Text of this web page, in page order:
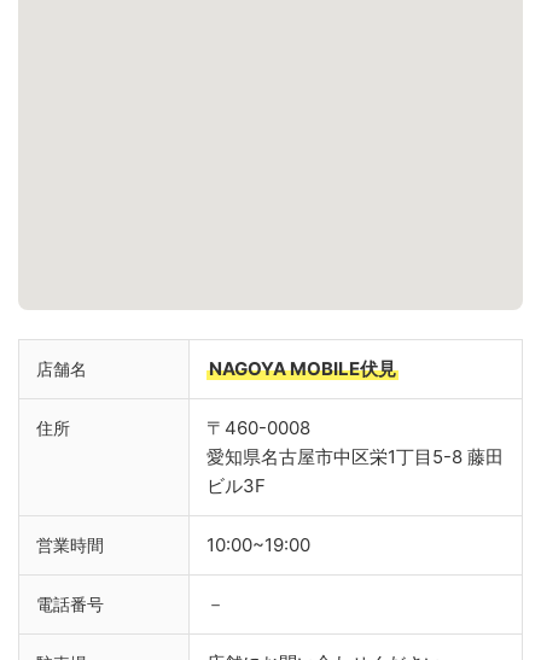
店舗名 NAGOYA MOBILE伏見
住所
〒460-0008
愛知県名古屋市中区栄1丁目5-8 藤田
ビル3F
営業時間 10:00~19:00
電話番号 －